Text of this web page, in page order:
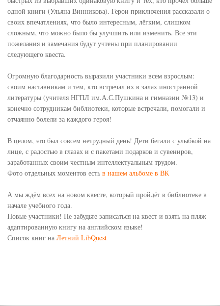
одной книги (Ульяна Винникова). Герои приключения рассказали о
своих впечатлениях, что было интересным, лёгким, слишком
сложным, что можно было бы улучшить или изменить. Все эти
пожелания и замечания будут учтены при планировании
следующего квеста.
Огромную благодарность выразили участники всем взрослым:
своим наставникам и тем, кто встречал их в залах иностранной
литературы (учителя НГПЛ им.А.С.Пушкина и гимназии №13) и
конечно сотрудникам библиотеки, которые встречали, помогали и
отчаянно болели за каждого героя!
В целом, это был совсем нетрудный день! Дети бегали с улыбкой на
лице, с радостью в глазах и с пакетами подарков и сувениров,
заработанных своим честным интеллектуальным трудом.
Фото отдельных моментов есть в нашем альбоме в ВК
А мы ждём всех на новом квесте, который пройдёт в библиотеке в
начале учебного года.
Новые участники! Не забудьте записаться на квест и взять на пляж
адаптированную книгу на английском языке!
Список книг на Летний LibQuest